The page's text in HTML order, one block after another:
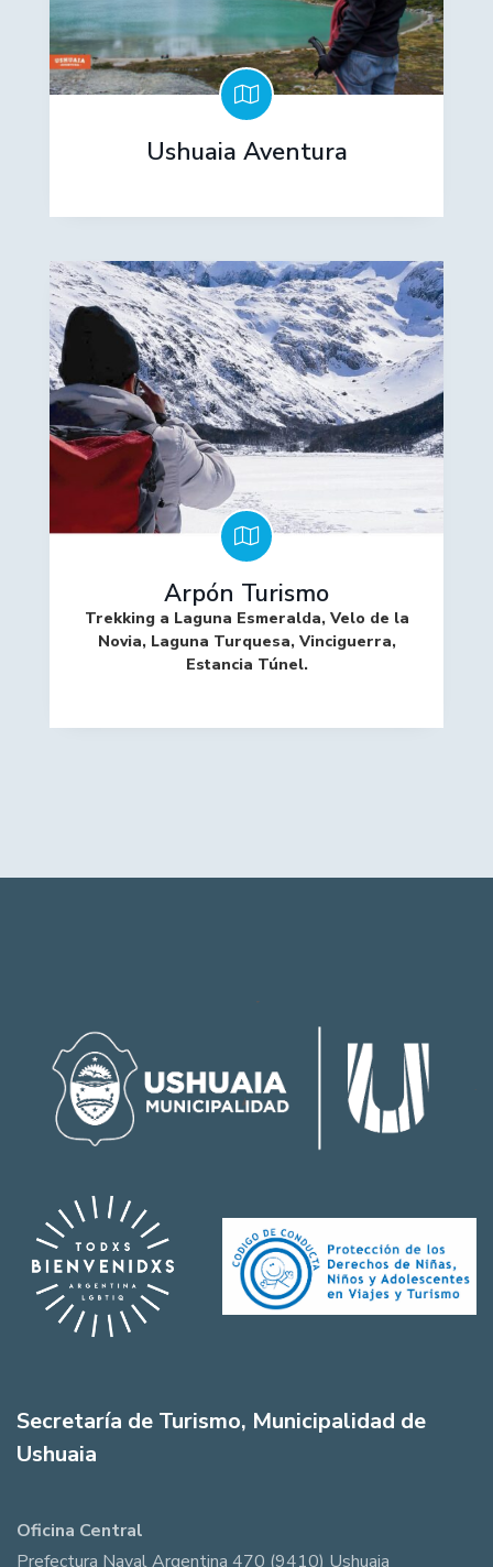
Ushuaia Aventura
Arpón Turismo
Trekking a Laguna Esmeralda, Velo de la
Novia, Laguna Turquesa, Vinciguerra,
Estancia Túnel.
Secretaría de Turismo, Municipalidad de
Ushuaia
Oficina Central
Prefectura Naval Argentina 470 (9410) Ushuaia